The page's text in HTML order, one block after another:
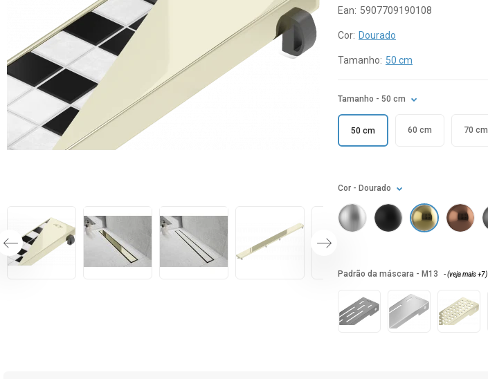
Ean: 5907709190108
Cor: Dourado
Tamanho: 50 cm
Tamanho - 50 cm
50 cm 60 cm 70 cm
Cor - Dourado
Padrão da máscara - M13 - (veja mais+7)